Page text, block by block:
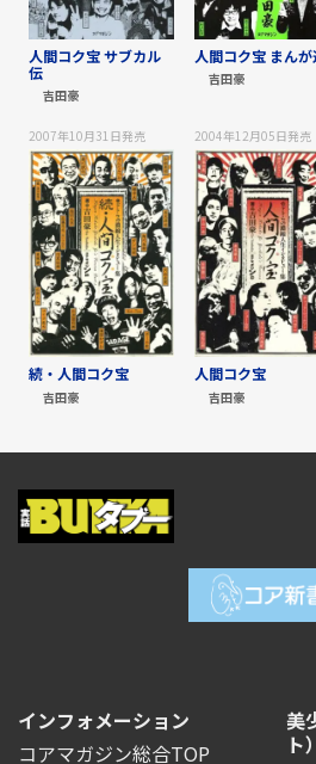
人間コク宝 サブカル
伝
吉田豪
人間コク宝 まんが
吉田豪
2007年10月31日発売
続・人間コク宝
吉田豪
2004年12月05日発売
人間コク宝
吉田豪
インフォメーション
コアマガジン総合TOP
美
ト）